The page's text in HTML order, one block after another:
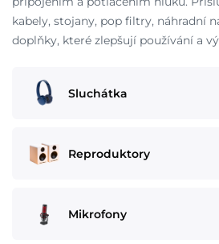
kabely, stojany, pop filtry, náhradní
doplňky, které zlepšují používání a
Sluchátka
Reproduktory
Mikrofony